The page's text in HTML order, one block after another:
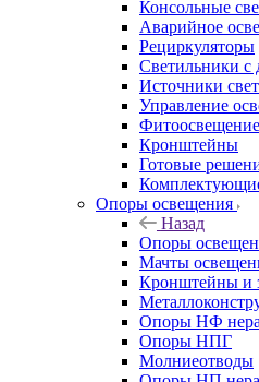
Консольные
Аварийное
Рециркуляторы
Светильники с
Источники
Управление
Фитоосвещение
Кронштейны
Готовые
Опоры освещения
Назад
Опоры
Мачты
Кронштейны и
Опоры НФ
Опоры НПГ
Молниеотводы